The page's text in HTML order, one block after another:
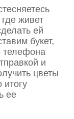
живет
ей
букет,
телефона
и
цветы
ее